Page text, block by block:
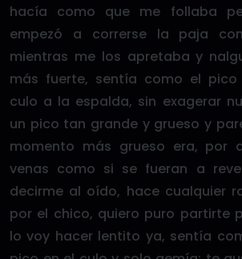
hacía como que me follaba
empezó a correrse la paja
mientras me los apretaba y
más fuerte, sentía como el
culo a la espalda, sin exagerar
un pico tan grande y grueso y
momento más grueso era, por
venas como si se fueran a
decirme al oído, hace cualquier
por el chico, quiero puro partirte
lo voy hacer lentito ya, sentía